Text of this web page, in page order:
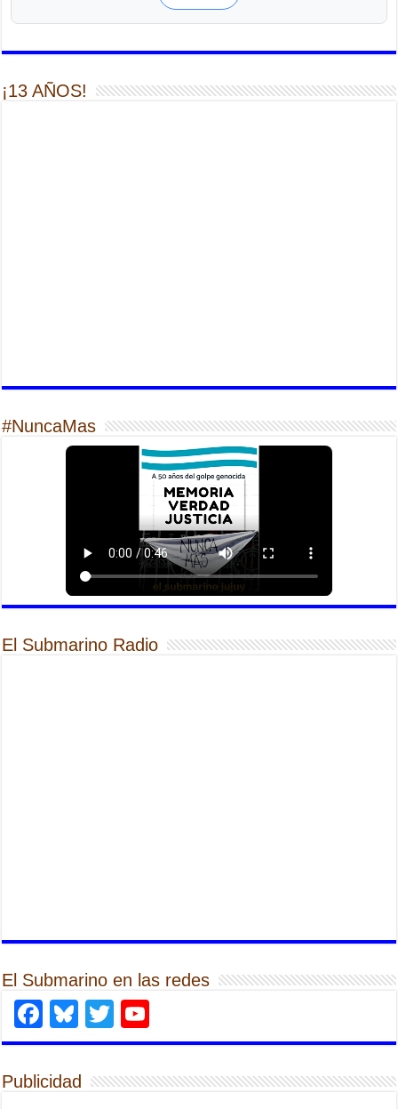
¡13 AÑOS!
#NuncaMas
El Submarino Radio
El Submarino en las redes
Facebook
Bluesky
Twitter
Publicidad